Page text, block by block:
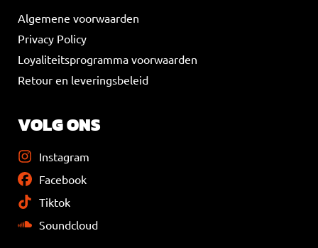
Algemene voorwaarden
Privacy Policy
Loyaliteitsprogramma voorwaarden
Retour en leveringsbeleid
VOLG ONS
Instagram
Facebook
Tiktok
Soundcloud